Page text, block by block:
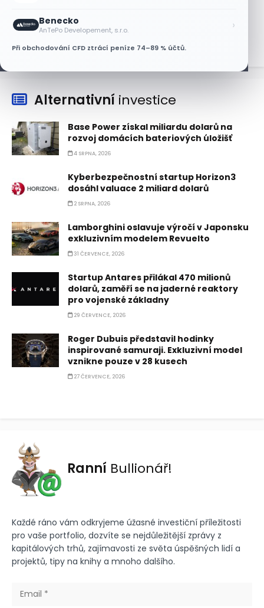
Benecko
AnTePo Developement, s.r.o. ›
Při obchodování CFD ztrácí peníze 74–89 % účtů.
6 SRPNA, 2026
Alternativní investice
Base Power získal miliardu dolarů na
rozvoj domácích bateriových úložišť
4 SRPNA, 2026
Kyberbezpečnostní startup Horizon3
dosáhl valuace 2 miliard dolarů
2 SRPNA, 2026
Lamborghini oslavuje výročí v Japonsku
exkluzivním modelem Revuelto
31 ČERVENCE, 2026
Startup Antares přilákal 470 milionů
dolarů, zaměří se na jaderné reaktory
pro vojenské základny
29 ČERVENCE, 2026
Roger Dubuis představil hodinky
inspirované samuraji. Exkluzivní model
vznikne pouze v 28 kusech
27 ČERVENCE, 2026
Ranní Bullionář!
Každé ráno vám odkryjeme úžasné investiční příležitosti
pro vaše portfolio, dozvíte se nejdůležitější zprávy z
kapitálových trhů, zajímavosti ze světa úspěšných lidí a
projektů, tipy na knihy a mnoho dalšího.